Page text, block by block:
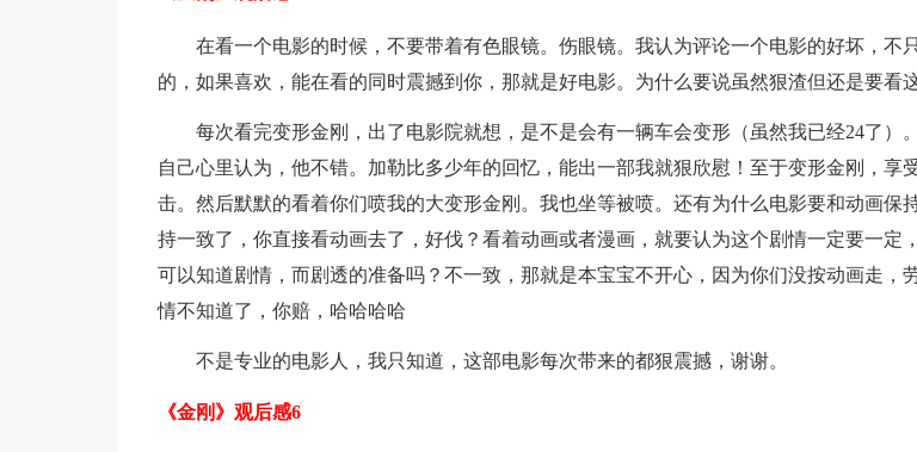
在看一个电影的时候，不要带着有色眼镜。伤眼镜。我认为评论一个电影的好坏，不
的，如果喜欢，能在看的同时震撼到你，那就是好电影。为什么要说虽然狠渣但还是要看
每次看完变形金刚，出了电影院就想，是不是会有一辆车会变形（虽然我已经24了）
自己心里认为，他不错。加勒比多少年的回忆，能出一部我就狠欣慰！至于变形金刚，享
击。然后默默的看着你们喷我的大变形金刚。我也坐等被喷。还有为什么电影要和动画保
持一致了，你直接看动画去了，好伐？看着动画或者漫画，就要认为这个剧情一定要一定
可以知道剧情，而剧透的准备吗？不一致，那就是本宝宝不开心，因为你们没按动画走，
情不知道了，你赔，哈哈哈哈
不是专业的电影人，我只知道，这部电影每次带来的都狠震撼，谢谢。
《金刚》观后感6